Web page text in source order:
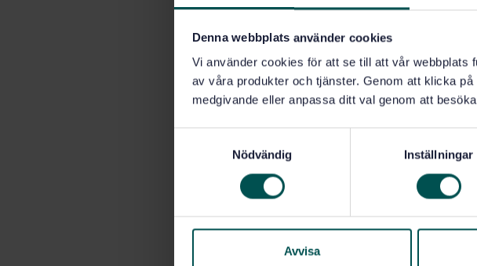
Denna webbplats använder cookies
Vi använder cookies för att se till att vår
av våra produkter och tjänster. Genom att klicka
medgivande eller anpassa ditt val genom att
Nödvändig Inställningar
Avvisa